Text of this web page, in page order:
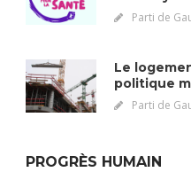
Parti de
Le
politique
Parti de
PROGRÈS HUMAIN